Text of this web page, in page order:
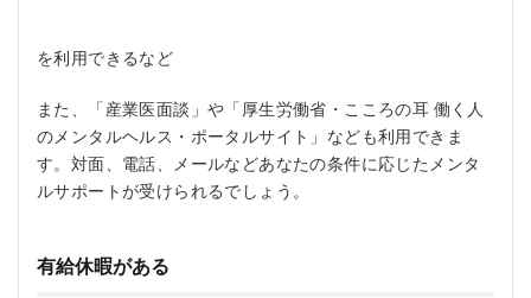
を利用できるなど
また、「産業医面談」や「厚生労働省・こころの耳 働く人
のメンタルヘルス・ポータルサイト」なども利用できま
す。対面、電話、メールなどあなたの条件に応じたメンタ
ルサポートが受けられるでしょう。
有給休暇がある